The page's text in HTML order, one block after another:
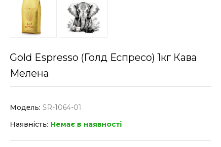
Gold Espresso (Голд Еспресо) 1кг Кава
Мелена
Модель: SR-1064-01
Наявність: Немає в наявності